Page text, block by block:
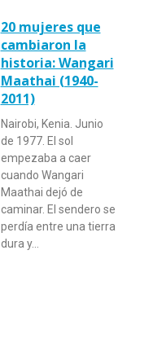
20 mujeres que
cambiaron la
historia: Wangari
Maathai (1940-
2011)
Nairobi, Kenia. Junio
de 1977. El sol
empezaba a caer
cuando Wangari
Maathai dejó de
caminar. El sendero se
perdía entre una tierra
dura y…